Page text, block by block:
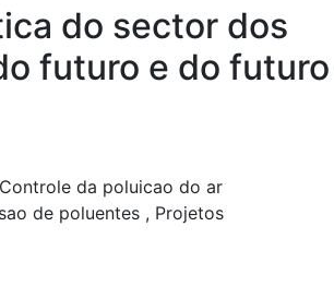
do sector dos
futuro e do
Controle da poluicao do ar
de poluentes , Projetos